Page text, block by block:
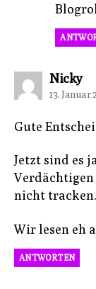
Nicky
13. Januar
Gute
Jetzt sind es
Verdächtigen
nicht tracken.
Wir lesen eh
ANTWORTEN